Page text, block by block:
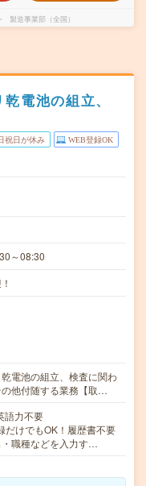
製造事業部（全国）
電池の組立、
祝日が休み WEB登録OK
～08:30
電池の組立、検査に関わ
他付随する業務【取…
語力不要
けでもOK！履歴書不要
職種などを入力す…